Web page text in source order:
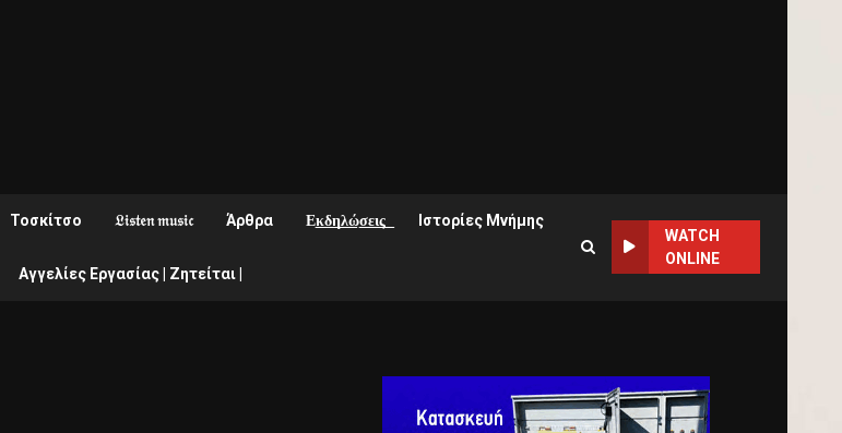
Toσκίτσο 𝔏𝔦𝔰𝔱𝔢𝔫 𝔪𝔲𝔰𝔦𝔠 Άρθρα Ε͟κ͟δ͟η͟λ͟ώ͟σ͟ε͟ι͟ς͟ Ιστορίες Μνήμης
Αγγελίες Εργασίας | Ζητείται |
WATCH
ONLINE